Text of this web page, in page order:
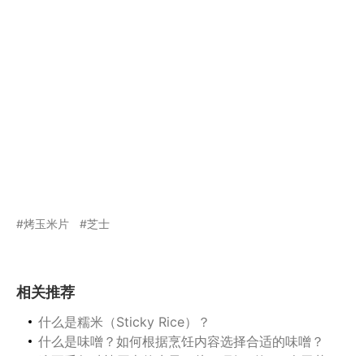
烤玉米片 芝士
相关推荐
什么是糯米（Sticky Rice）？
什么是味噌？如何根据烹饪内容选择合适的味噌？